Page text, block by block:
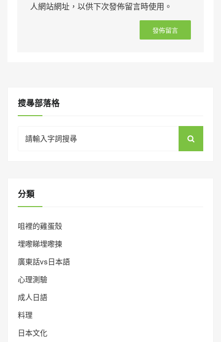
人網站網址，以供下次發佈留言時使用。
搜㝷部落格
for:
分類
咀裡的雞蛋殼
埋嚟睇埋嚟揀
廣東話vs日本語
心理測驗
成人日語
料理
日本文化